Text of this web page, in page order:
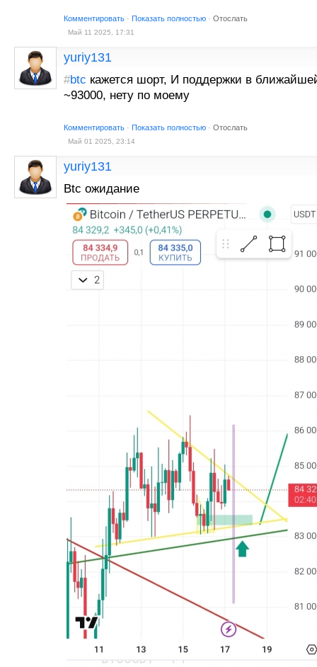
Комментировать · Показать полностью · Отослать
Май 11 2025, 17:31
yuriy131
#btc кажется шорт, И поддержки в
~93000, нету по моему
Комментировать · Показать полностью · Отослать
Май 01 2025, 23:14
yuriy131
Btc ожидание